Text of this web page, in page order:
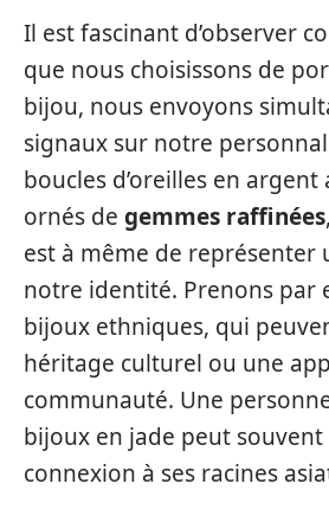
Il est fascinant d’observer
que nous choisissons de
bijou, nous envoyons
signaux sur notre
boucles d’oreilles en argent
ornés de gemmes raffinées
est à même de représenter
notre identité. Prenons par
bijoux ethniques, qui
héritage culturel ou une
communauté. Une
bijoux en jade peut
connexion à ses racines